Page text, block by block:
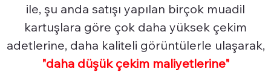
ile, şu anda satışı yapılan birçok muadil
kartuşlara göre çok daha yüksek çekim
adetlerine, daha kaliteli görüntülerle ulaşarak,
"daha düşük çekim maliyetlerine"